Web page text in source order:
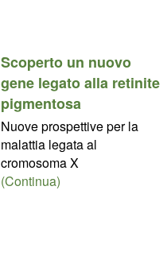
Scoperto un nuovo
gene legato alla retinite
pigmentosa
Nuove prospettive per la
malattia legata al
cromosoma X
(Continua)